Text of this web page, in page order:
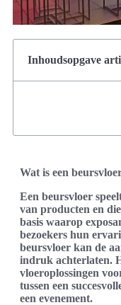
Inhoudsopgave
Wat is een
Een beursvloer
van producten en
basis waarop
bezoekers hun
beursvloer kan de
indruk achterlaten.
vloeroplossingen
tussen een
een evenement.